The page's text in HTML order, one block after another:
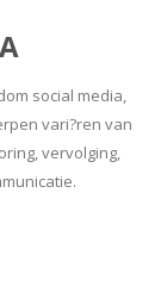
social media,
vari?ren van
vervolging,